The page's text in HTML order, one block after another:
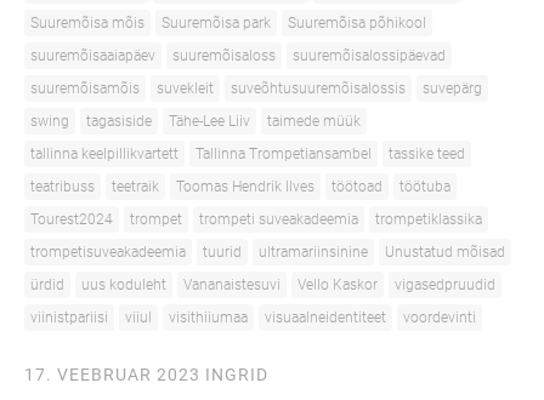
Suuremõisa mõis
Suuremõisa park
Suuremõisa põhikool
suuremõisaaiapäev
suuremõisaloss
suuremõisalossipäevad
suuremõisamõis
suvekleit suveõhtusuuremõisalossis
suvepärg
swing
tagasiside Tähe-Lee Liiv
taimede müük
tallinna keelpillikvartett
Tallinna Trompetiansambel
tassike teed
teatribuss
teetraik Toomas Hendrik Ilves töötoad
töötuba
Tourest2024
trompet trompeti suveakadeemia
trompetiklassika
trompetisuveakadeemia
tuurid ultramariinsinine
Unustatud mõisad
ürdid
uus koduleht Vananaistesuvi Vello Kaskor
vigasedpruudid
viinistpariisi
viiul visithiiumaa visuaalneidentiteet voordevinti
17. VEEBRUAR 2023 INGRID